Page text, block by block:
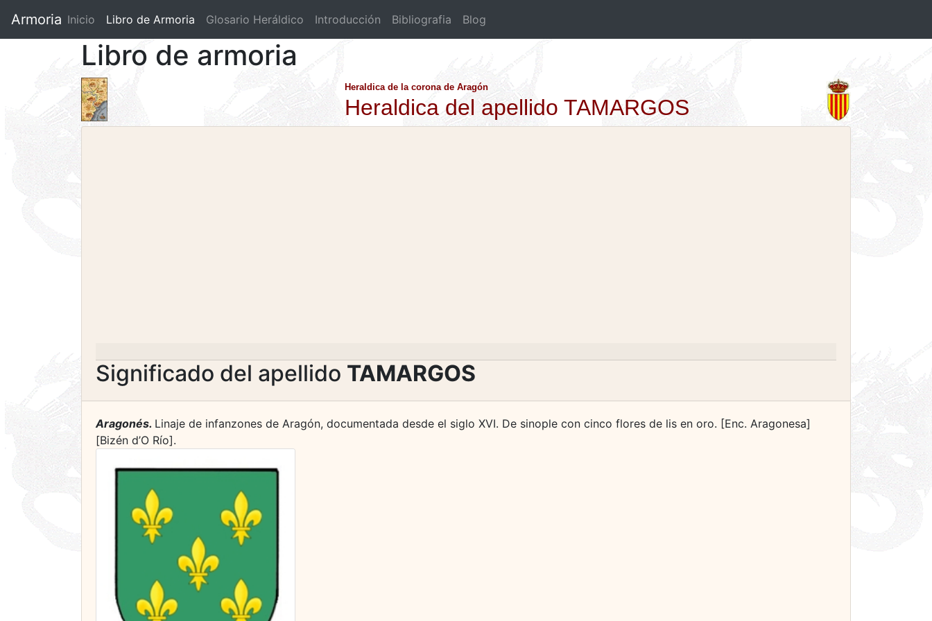
Armoria Inicio Libro de Armoria (current)
Glosario Heráldico Introducción Bibliografia Blog
Libro de armoria
Heraldica de la corona de Aragón
Heraldica del apellido TAMARGOS
Significado del apellido TAMARGOS
Aragonés. Linaje de infanzones de Aragón, documentada desde el siglo XVI. De sinople con cinco flores de lis en oro. [Enc. Aragonesa]
[Bizén d’O Río].